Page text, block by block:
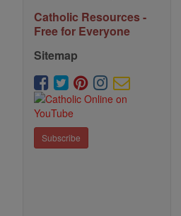
Catholic Resources -
Free for Everyone
Sitemap
Subscribe